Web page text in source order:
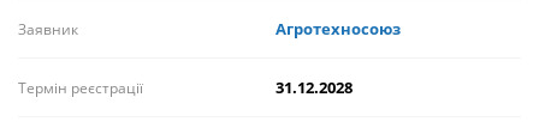
Заявник Агротехносоюз
Термін реєстрації 31.12.2028